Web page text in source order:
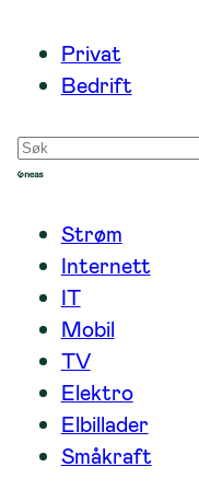
innhold
Privat
Bedrift
Søk
etter
Strøm
Internett
IT
Mobil
TV
Elektro
Elbillader
Småkraft